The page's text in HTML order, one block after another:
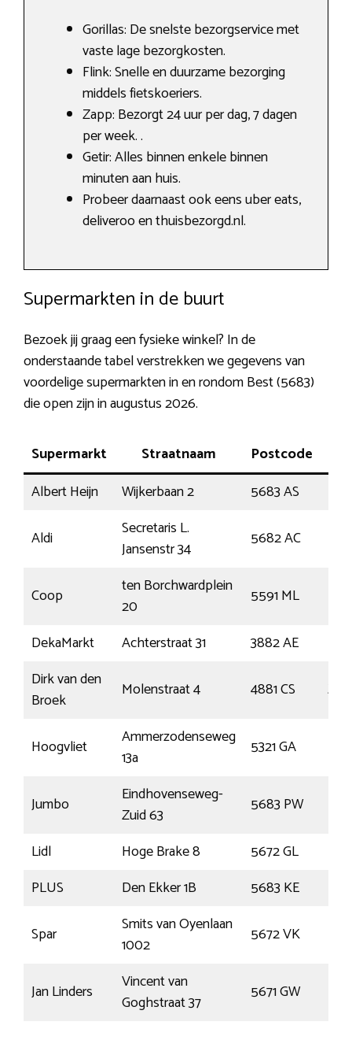
Gorillas: De snelste bezorgservice met
vaste lage bezorgkosten.
Flink: Snelle en duurzame bezorging
middels fietskoeriers.
Zapp: Bezorgt 24 uur per dag, 7 dagen
per week. .
Getir: Alles binnen enkele binnen
minuten aan huis.
Probeer daarnaast ook eens uber eats,
deliveroo en thuisbezorgd.nl.
Supermarkten in de buurt
Bezoek jij graag een fysieke winkel? In de
onderstaande tabel verstrekken we gegevens van
voordelige supermarkten in en rondom Best (5683)
die open zijn in augustus 2026.
Supermarkt Straatnaam Postcode
Albert Heijn
Wijkerbaan 2 5683 AS
Aldi
Secretaris L.
Jansenstr 34
5682 AC
Coop
ten Borchwardplein
20
5591 ML
DekaMarkt
Achterstraat 31 3882 AE
Dirk van den
Broek
Molenstraat 4 4881 CS
Hoogvliet
Ammerzodenseweg
13a
5321 GA
Jumbo
Eindhovenseweg-
Zuid 63
5683 PW
Lidl
Hoge Brake 8 5672 GL
PLUS
Den Ekker 1B 5683 KE
Spar
Smits van Oyenlaan
1002
5672 VK
Jan Linders
Vincent van
Goghstraat 37
5671 GW